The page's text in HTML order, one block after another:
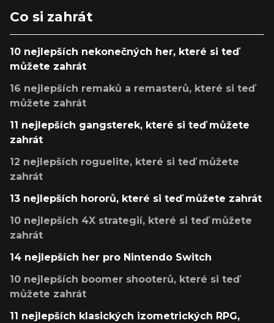
Co si zahrát
10 nejlepších nekonečných her, které si teď
můžete zahrát
16 nejlepších remaků a remasterů, které si teď
můžete zahrát
11 nejlepších gangsterek, které si teď můžete
zahrát
12 nejlepších roguelite, které si teď můžete
zahrát
13 nejlepších hororů, které si teď můžete zahrát
10 nejlepších 4X strategií, které si teď můžete
zahrát
14 nejlepších her pro Nintendo Switch
10 nejlepších boomer shooterů, které si teď
můžete zahrát
11 nejlepších klasických izometrických RPG,